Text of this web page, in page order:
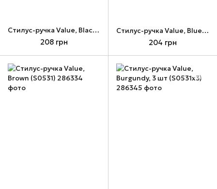
Стилус-ручка Value, Black, 3 шт (S0690x3)
208 грн
Стилус-ручка Value, Blue, 3 шт (S0534x3)
204 грн